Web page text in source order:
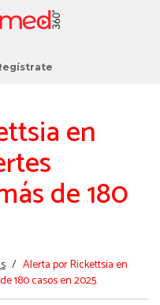
en
de 180
/ Alerta por Rickettsia en
180 casos en 2025.